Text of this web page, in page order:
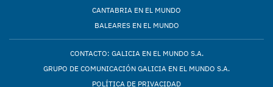
CANTABRIA EN EL MUNDO
BALEARES EN EL MUNDO
CONTACTO: GALICIA EN EL MUNDO S.A.
GRUPO DE COMUNICACIÓN GALICIA EN EL MUNDO S.A.
POLÍTICA DE PRIVACIDAD